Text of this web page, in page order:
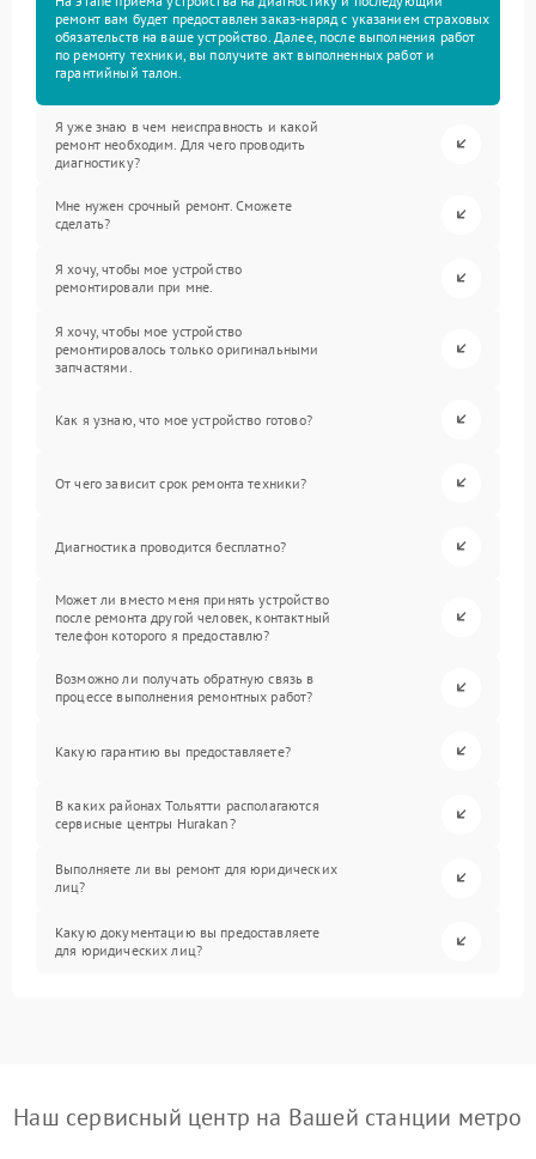
ремонт вам будет предоставлен заказ-наряд с указанием страховых
обязательств на ваше устройство. Далее, после выполнения работ
по ремонту техники, вы получите акт выполненных работ и
гарантийный талон.
Я уже знаю в чем неисправность и какой
ремонт необходим. Для чего проводить
диагностику?
Мне нужен срочный ремонт. Сможете
сделать?
Я хочу, чтобы мое устройство
ремонтировали при мне.
Я хочу, чтобы мое устройство
ремонтировалось только оригинальными
запчастями.
Как я узнаю, что мое устройство готово?
От чего зависит срок ремонта техники?
Диагностика проводится бесплатно?
Может ли вместо меня принять устройство
после ремонта другой человек, контактный
телефон которого я предоставлю?
Возможно ли получать обратную связь в
процессе выполнения ремонтных работ?
Какую гарантию вы предоставляете?
В каких районах Тольятти располагаются
сервисные центры Hurakan?
Выполняете ли вы ремонт для юридических
лиц?
Какую документацию вы предоставляете
для юридических лиц?
Наш сервисный центр на Вашей станции метро